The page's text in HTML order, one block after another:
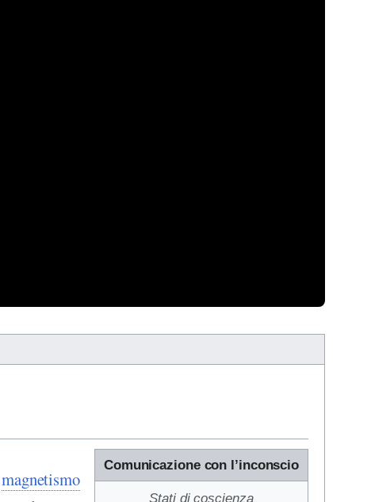
Comunicazione con l’inconscio
Stati di coscienza
magnetismo